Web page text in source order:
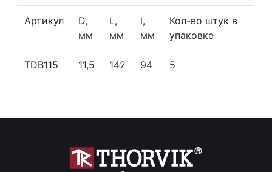
Артикул
D,
мм
L,
мм
l,
мм
Кол-во штук в
упаковке
TDB115 11,5 142 94 5